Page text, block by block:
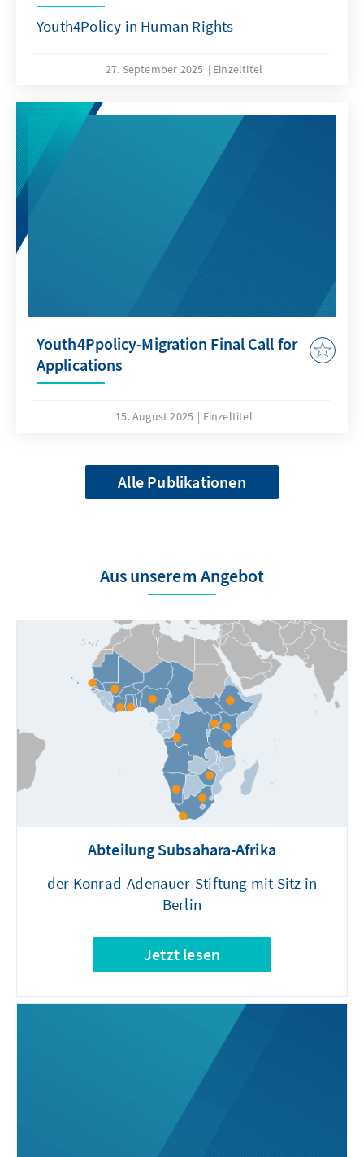
Youth4Policy in Human Rights
27. September 2025 Einzeltitel
Youth4Ppolicy-Migration Final Call for
Applications
15. August 2025 Einzeltitel
Alle Publikationen
Aus unserem Angebot
Abteilung Subsahara-Afrika
der Konrad-Adenauer-Stiftung mit Sitz in
Berlin
Jetzt lesen